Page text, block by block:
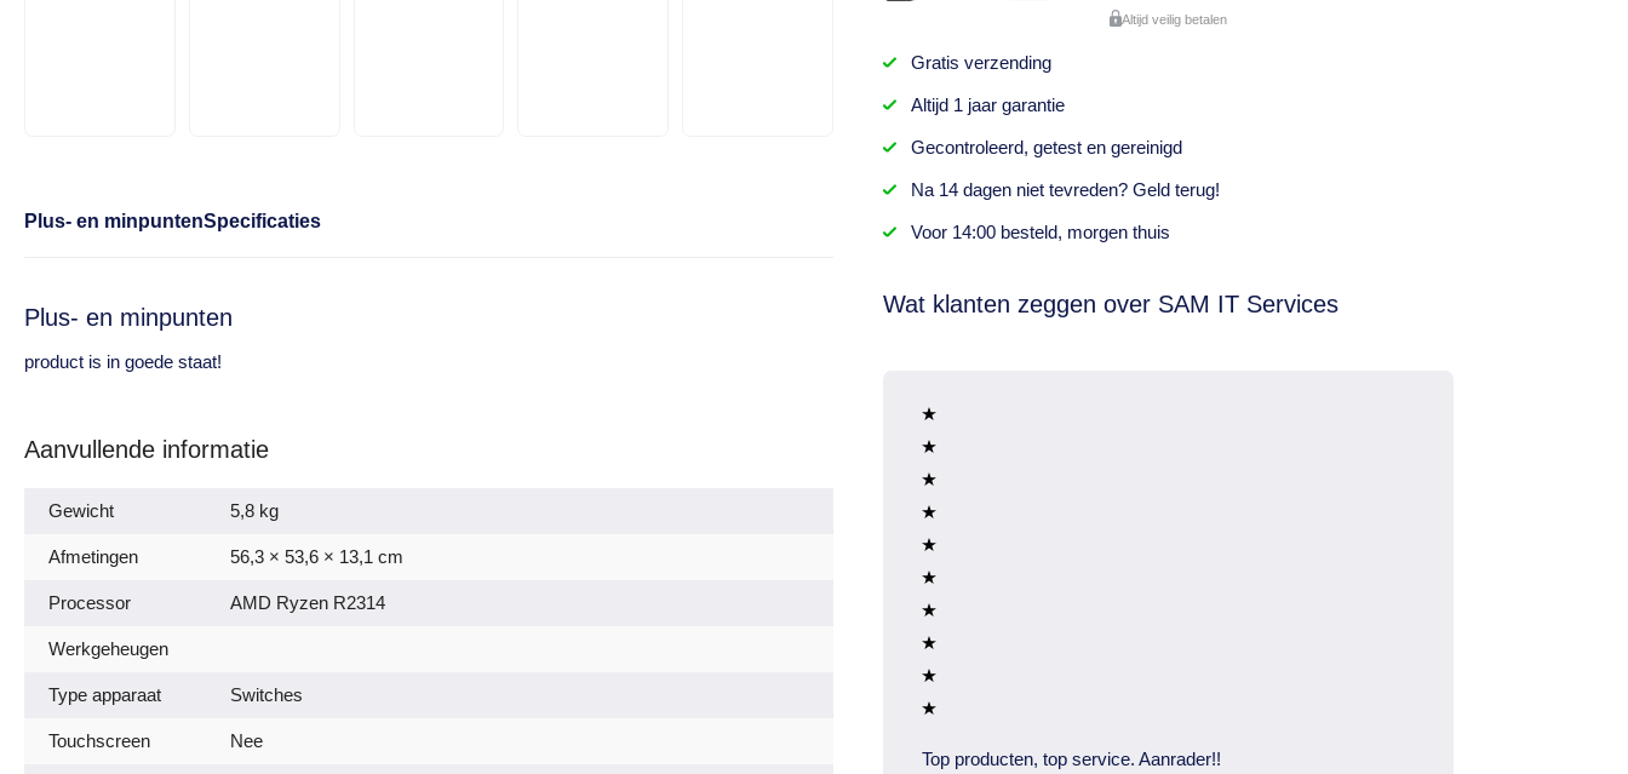
Plus- en minpuntenSpecificaties
Plus- en minpunten
product is in goede staat!
Aanvullende informatie
Gewicht 5,8 kg
Afmetingen 56,3 × 53,6 × 13,1 cm
Processor AMD Ryzen R2314
Werkgeheugen
Type apparaat Switches
Touchscreen Nee
Altijd veilig betalen
Gratis verzending
Altijd 1 jaargarantie
Gecontroleerd, getesten gereinigd
Na 14 dagenniet tevreden? Geld terug!
Voor 14:00 besteld, morgen thuis
Wat klanten zeggen over SAM IT Services
Top producten, top service. Aanrader!!